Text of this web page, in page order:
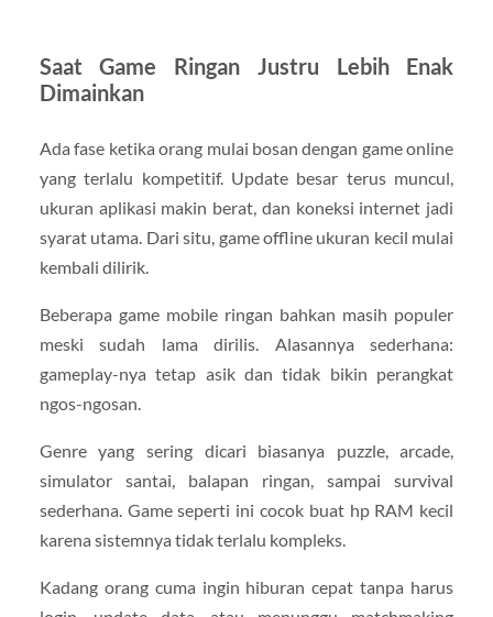
Saat Game Ringan Justru Lebih Enak
Dimainkan
Ada fase ketika orang mulai bosan dengan game online
yang terlalu kompetitif. Update besar terus muncul,
ukuran aplikasi makin berat, dan koneksi internet jadi
syarat utama. Dari situ, game offline ukuran kecil mulai
kembali dilirik.
Beberapa game mobile ringan bahkan masih populer
meski sudah lama dirilis. Alasannya sederhana:
gameplay-nya tetap asik dan tidak bikin perangkat
ngos-ngosan.
Genre yang sering dicari biasanya puzzle, arcade,
simulator santai, balapan ringan, sampai survival
sederhana. Game seperti ini cocok buat hp RAM kecil
karena sistemnya tidak terlalu kompleks.
Kadang orang cuma ingin hiburan cepat tanpa harus